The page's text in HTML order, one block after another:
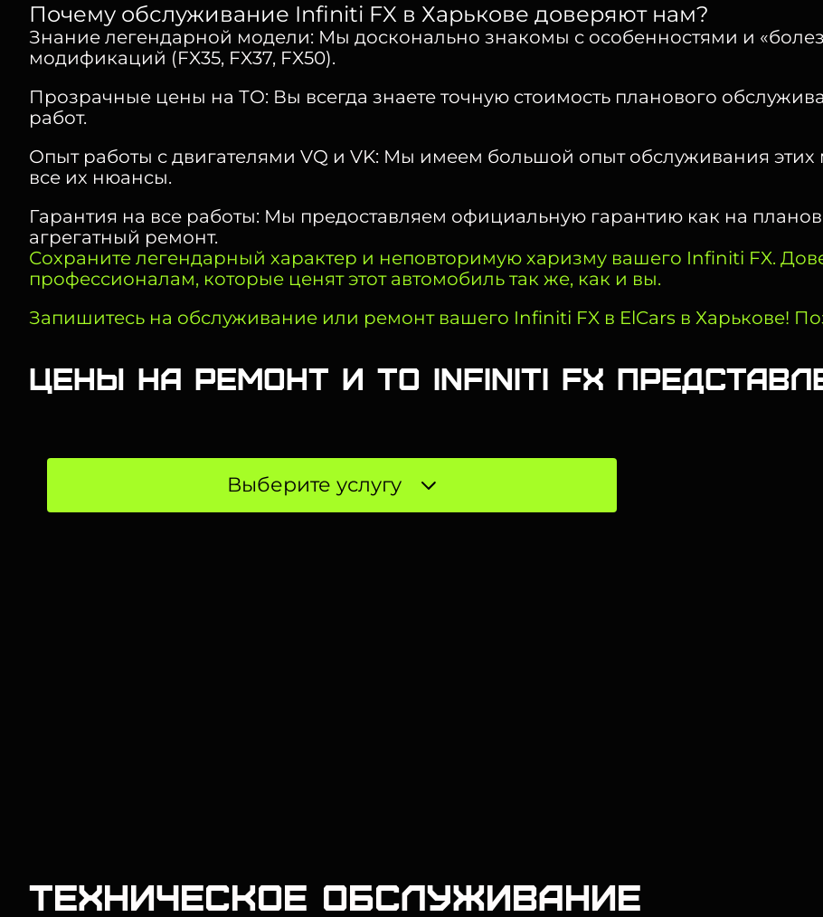
Почему обслуживание Infiniti FX в Харькове доверяют нам?
Знание легендарной модели: Мы досконально знакомы с особенностями и
модификаций (FX35, FX37, FX50).
Прозрачные цены на ТО: Вы всегда знаете точную стоимость планового
работ.
Опыт работы с двигателями VQ и VK: Мы имеем большой опыт обслуживания
все их нюансы.
Гарантия на все работы: Мы предоставляем официальную гарантию как на
агрегатный ремонт.
Сохраните легендарный характер и неповторимую харизму вашего Infiniti FX.
профессионалам, которые ценят этот автомобиль так же, как и вы.
Запишитесь на обслуживание или ремонт вашего Infiniti FX в ElCars в Харькове!
Цены на ремонт и ТО Infiniti FX
Выберите услугу
Техническое обслуживание